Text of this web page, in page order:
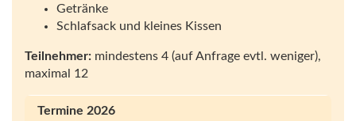
Getränke
Schlafsack und kleines Kissen
Teilnehmer: mindestens 4 (auf Anfrage evtl. weniger),
maximal 12
Termine 2026